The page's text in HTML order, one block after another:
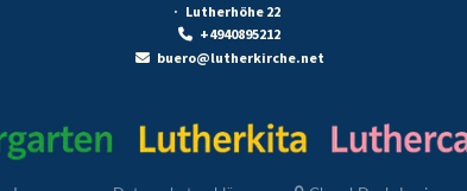
· Lutherhöhe 22
 +4940895212
buero@lutherkirche.net